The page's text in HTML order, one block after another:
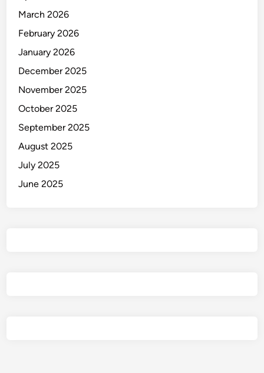
March 2026
February 2026
January 2026
December 2025
November 2025
October 2025
September 2025
August 2025
July 2025
June 2025